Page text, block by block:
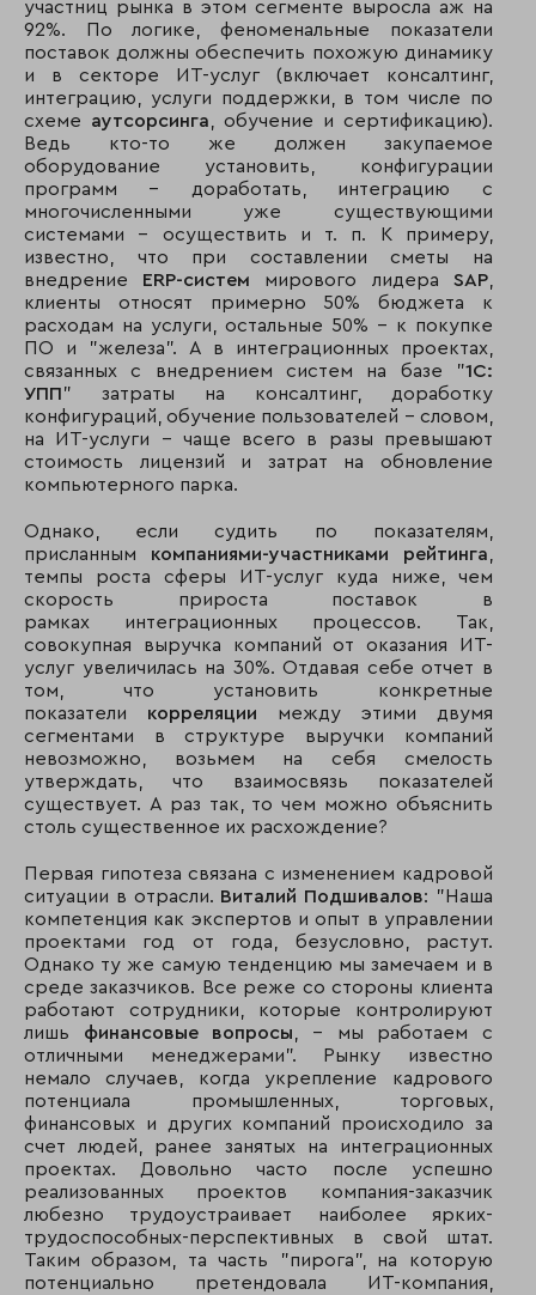
участниц рынка в этом сегменте выросла аж на
92%. По логике, феноменальные показатели
поставок должны обеспечить похожую динамику
и в секторе ИТ-услуг (включает консалтинг,
интеграцию, услуги поддержки, в том числе по
схеме аутсорсинга , обучение и сертификацию).
Ведь кто-то же должен закупаемое
оборудование установить, конфигурации
программ - доработать, интеграцию с
многочисленными уже существующими
системами - осуществить и т. п. К примеру,
известно, что при составлении сметы на
внедрение ERP-систем мирового лидера SAP,
клиенты относят примерно 50% бюджета к
расходам на услуги, остальные 50% – к покупке
ПО и "железа". А в интеграционных проектах,
связанных с внедрением систем на базе "1С:
УПП" затраты на консалтинг, доработку
конфигураций, обучение пользователей - словом,
на ИТ-услуги – чаще всего в разы превышают
стоимость лицензий и затрат на обновление
компьютерного парка.
Однако, если судить по показателям,
присланным компаниями-участниками рейтинга
темпы роста сферы ИТ-услуг куда ниже, чем
скорость прироста поставок в
рамках интеграционных процессов. Так,
совокупная выручка компаний от оказания ИТ-
услуг увеличилась на 30%. Отдавая себе отчет в
том, что установить конкретные
показатели корреляции между этими двумя
сегментами в структуре выручки компаний
невозможно, возьмем на себя смелость
утверждать, что взаимосвязь показателей
существует. А раз так, то чем можно объяснить
столь существенное их расхождение?
Первая гипотеза связана с изменением кадровой
ситуации в отрасли. Виталий Подшивалов: "Наша
компетенция как экспертов и опыт в управлении
проектами год от года, безусловно, растут.
Однако ту же самую тенденцию мы замечаем и в
среде заказчиков. Все реже со стороны клиента
работают сотрудники, которые контролируют
лишь финансовые вопросы , – мы работаем с
отличными менеджерами". Рынку известно
немало случаев, когда укрепление кадрового
потенциала промышленных, торговых,
финансовых и других компаний происходило за
счет людей, ранее занятых на интеграционных
проектах. Довольно часто после успешно
реализованных проектов компания-заказчик
любезно трудоустраивает наиболее ярких-
трудоспособных-перспективных в свой штат.
Таким образом, та часть "пирога", на которую
потенциально претендовала ИТ-компания,